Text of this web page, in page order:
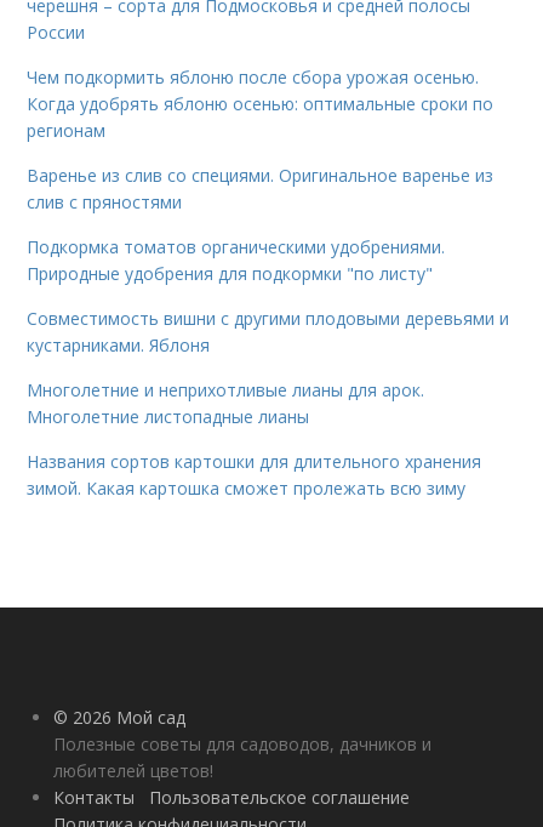
черешня – сорта для Подмосковья и средней полосы
России
Чем подкормить яблоню после сбора урожая осенью.
Когда удобрять яблоню осенью: оптимальные сроки по
регионам
Варенье из слив со специями. Оригинальное варенье из
слив с пряностями
Подкормка томатов органическими удобрениями.
Природные удобрения для подкормки "по листу"
Совместимость вишни с другими плодовыми деревьями и
кустарниками. Яблоня
Многолетние и неприхотливые лианы для арок.
Многолетние листопадные лианы
Названия сортов картошки для длительного хранения
зимой. Какая картошка сможет пролежать всю зиму
© 2026 Мой сад
Полезные советы для садоводов, дачников и
любителей цветов!
Контакты
Пользовательское соглашение